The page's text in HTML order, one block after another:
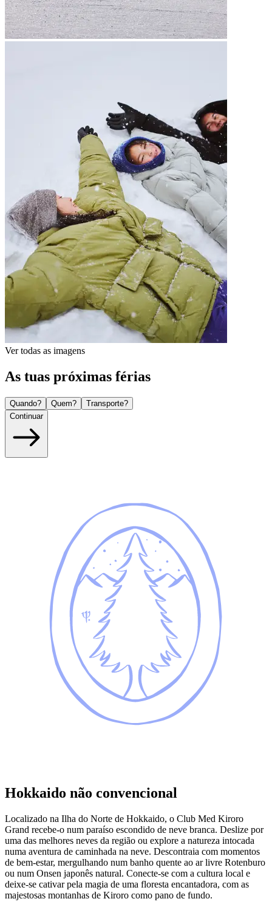
Ver todas as imagens
As tuas próximas férias
Quando? Quem?
Transporte?
Continuar
Hokkaido não convencional
Localizado na Ilha do Norte de Hokkaido, o Club Med Kiroro
Grand recebe-o num paraíso escondido de neve branca. Deslize por
uma das melhores neves da região ou explore a natureza intocada
numa aventura de caminhada na neve. Descontraia com momentos
de bem-estar, mergulhando num banho quente ao ar livre Rotenburo
ou num Onsen japonês natural. Conecte-se com a cultura local e
deixe-se cativar pela magia de uma floresta encantadora, com as
majestosas montanhas de Kiroro como pano de fundo.